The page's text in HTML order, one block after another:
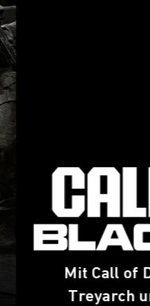
Mit Call of
Treyarch